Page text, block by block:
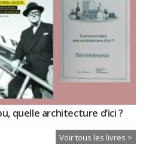
quelle architecture d’ici ?
Voir tous les livres >